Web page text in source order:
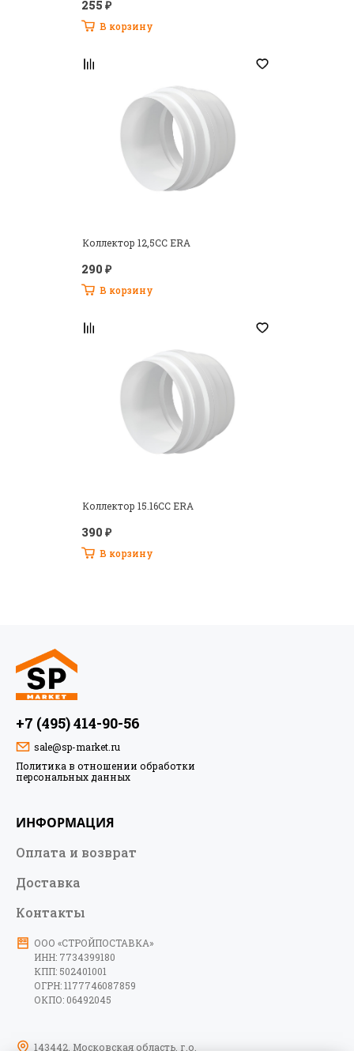
Есть аккаунт? Войти
Запомнить меня на этом компьютере
255 ₽
В корзину
Коллектор 12,5CC ERA
290 ₽
В корзину
Коллектор 15.16CC ERA
390 ₽
В корзину
+7 (495) 414-90-56
sale@sp-market.ru
Политика в отношении обработки
персональных данных
ИНФОРМАЦИЯ
Оплата и возврат
Доставка
Контакты
ООО «СТРОЙПОСТАВКА»
ИНН: 7734399180
КПП: 502401001
ОГРН: 1177746087859
ОКПО: 06492045
143442, Московская область, г.о.